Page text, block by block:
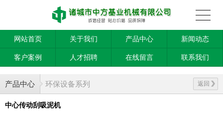
网站首页 关于我们 产品中心 新闻动态
客户案例 人才招聘 在线留言 联系我们
产品中心 返回
环保设备系列
中心传动刮吸泥机